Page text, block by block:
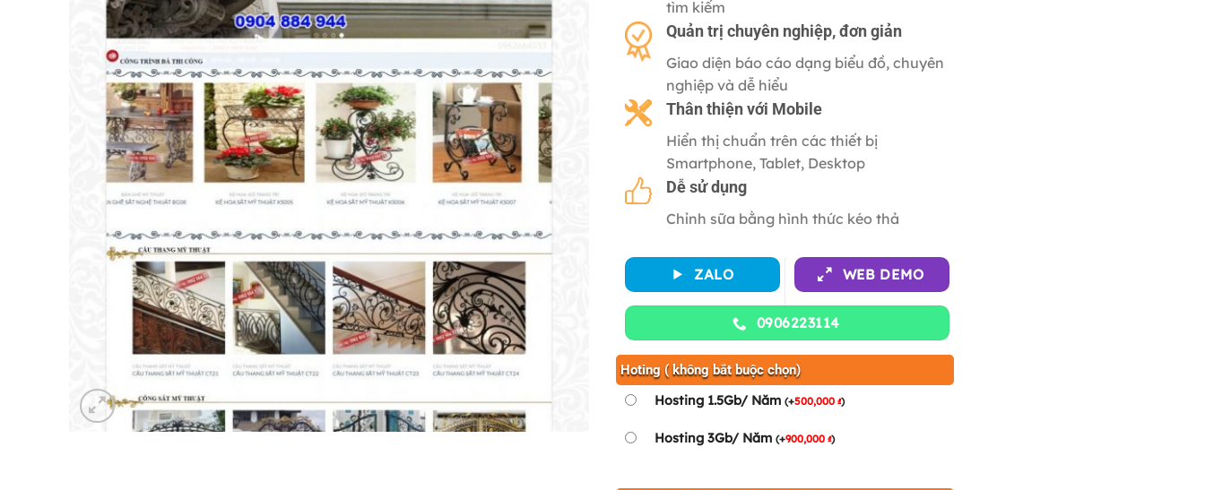
tìm kiếm
Quản trị chuyên nghiệp, đơn giản
Giao diện báo cáo dạng biểu đồ, chuyên
nghiệp và dễ hiểu
Thân thiện với Mobile
Hiển thị chuẩn trên các thiết bị
Smartphone, Tablet, Desktop
Dễ sử dụng
Chỉnh sữa bằng hình thức kéo thả
ZALO WEB DEMO
0906223114
Hoting ( không bắt buộc chọn)
Hosting 1.5Gb/ Năm (+500,000 ₫)
Hosting 3Gb/ Năm (+900,000 ₫)